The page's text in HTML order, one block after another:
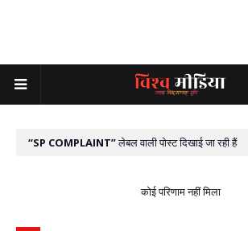
SP COMPLAINT लेबल वाली पोस्ट दिखाई जा रही हैं
कोई परिणाम नहीं मिला